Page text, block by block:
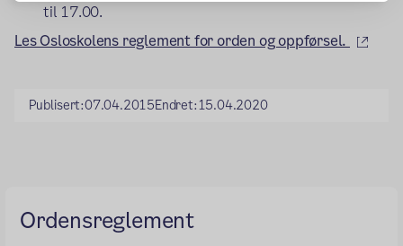
til 17.00.
Les Osloskolens reglement for orden og oppførsel.
Publisert:07.04.2015Endret:15.04.2020
Ordensreglement